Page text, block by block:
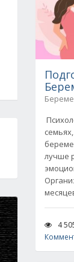
лучше
4